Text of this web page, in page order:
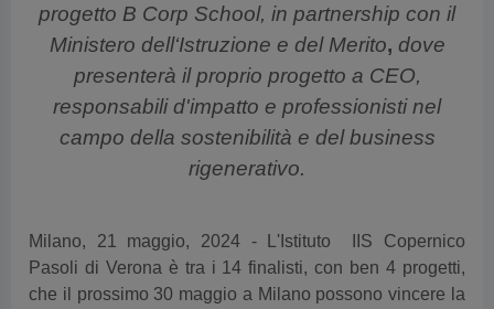
progetto B Corp School, in partnership con il
Ministero dell‘Istruzione e del Merito, dove
presenterà il proprio progetto a CEO,
responsabili d'impatto e professionisti nel
campo della sostenibilità e del business
rigenerativo.
Milano, 21 maggio, 2024 - L'Istituto IIS Copernico
Pasoli di Verona è tra i 14 finalisti, con ben 4 progetti,
che il prossimo 30 maggio a Milano possono vincere la